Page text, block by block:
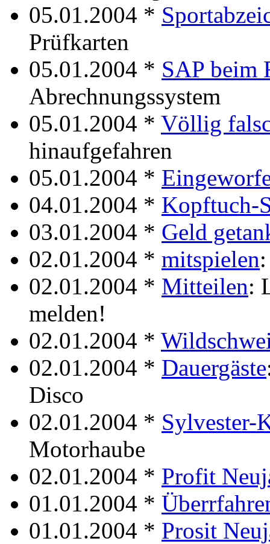
05.01.2004 *
Prüfkarten
05.01.2004 * SAP beim
Abrechnungssystem
05.01.2004 * Völlig
hinaufgefahren
05.01.2004 *
04.01.2004 * Kopftuch-
03.01.2004 * Geld
02.01.2004 * mitspielen
02.01.2004 * Mitteilen:
melden!
02.01.2004 *
02.01.2004 * Dauergäste
Disco
02.01.2004 * Sylvester-
Motorhaube
02.01.2004 * Profit
01.01.2004 *
01.01.2004 * Prosit